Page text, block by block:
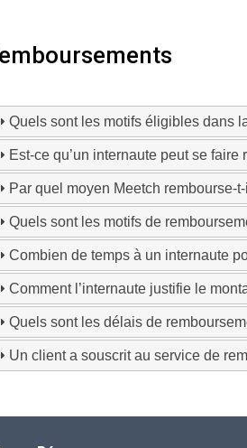
Quels sont les motifs éligibles dans
Est-ce qu’un internaute peut se
Par quel moyen Meetch rembourse-
Quels sont les motifs de
Combien de temps à un internaute
Comment l’internaute justifie le
Quels sont les délais de
Un client a souscrit au service de